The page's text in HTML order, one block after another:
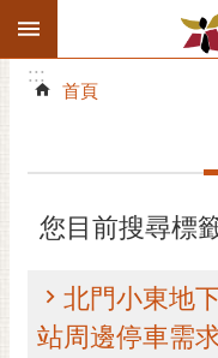
跳到主要內容區塊
搜
階
精彩府城
市府團隊
:::
:::
首頁
您目前搜尋標
北門小東地
站周邊停車需